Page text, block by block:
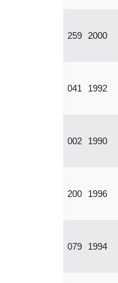
259 2000
041 1992
002 1990
200 1996
079 1994